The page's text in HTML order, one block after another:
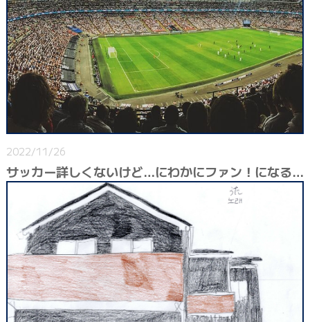
2022/11/26
サッカー詳しくないけど…にわかにファン！になるはずだ。